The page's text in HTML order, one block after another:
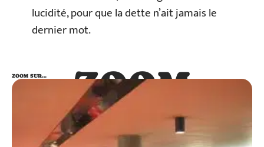
lucidité, pour que la dette n’ait jamais le
dernier mot.
ZOOM
SUR…
ZOOM SUR…